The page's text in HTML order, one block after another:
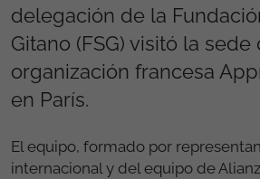
delegación de la
Gitano (FSG) visitó la sede
organización francesa
en París.
El equipo, formado por
internacional y del equipo de